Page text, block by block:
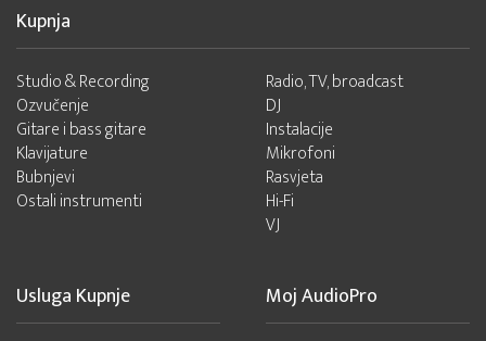
Kupnja
Studio & Recording
Ozvučenje
Gitare i bass gitare
Klavijature
Bubnjevi
Ostali instrumenti
Radio, TV, broadcast
DJ
Instalacije
Mikrofoni
Rasvjeta
Hi-Fi
VJ
Usluga Kupnje Moj AudioPro